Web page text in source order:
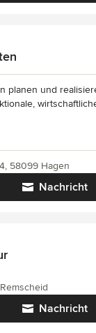
planen und
Nachricht
58099 Hagen
Nachricht